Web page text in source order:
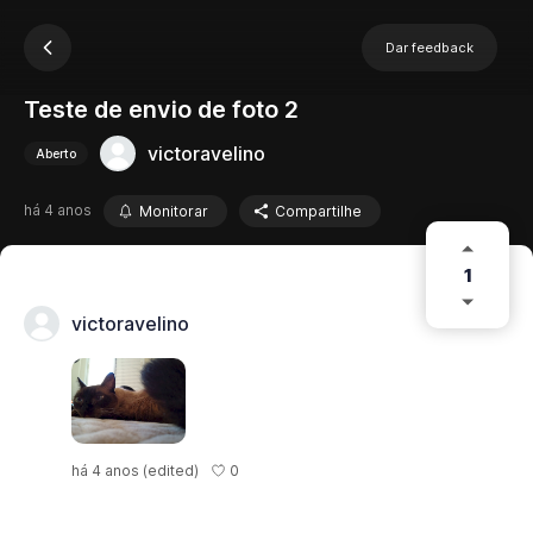
Dar feedback
Teste de envio de foto 2
Aberto victoravelino
há 4 anos Monitorar Compartilhe
1
victoravelino
há 4 anos (edited) 0